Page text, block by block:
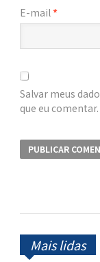
E-mail *
Salvar meus
que eu comentar.
Mais lidas